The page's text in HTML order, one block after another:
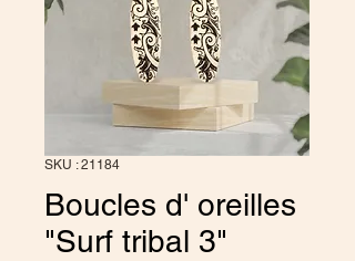
SKU : 21184
Boucles d' oreilles
"Surf tribal 3"